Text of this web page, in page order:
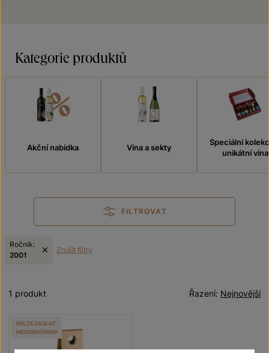
Kategorie produktů
Akční nabídka Vína a sekty
Speciální
unikátní vína
FILTROVAT
Ročník:
2001
Zrušit filtry
Nejnovější
Řazení:
1 produkt
NELZE ZASLAT
MESSENGEREM